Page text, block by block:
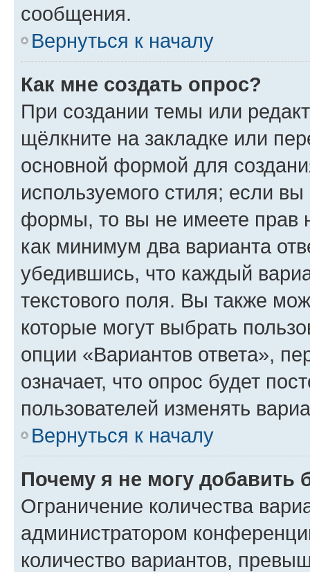
сообщения.
Вернуться к началу
Как мне создать опрос?
При создании темы или
щёлкните на закладке или
основной формой для
используемого стиля; если
формы, то вы не имеете прав
как минимум два варианта
убедившись, что каждый
текстового поля. Вы также
которые могут выбрать
опции «Вариантов ответа»,
означает, что опрос будет
пользователей изменять
Вернуться к началу
Почему я не могу добавить
Ограничение количества
администратором
количество вариантов,